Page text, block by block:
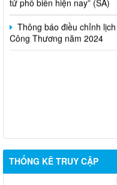
Thông báo điều chỉnh
Công Thương năm 2024
THỐNG KÊ TRUY CẬP